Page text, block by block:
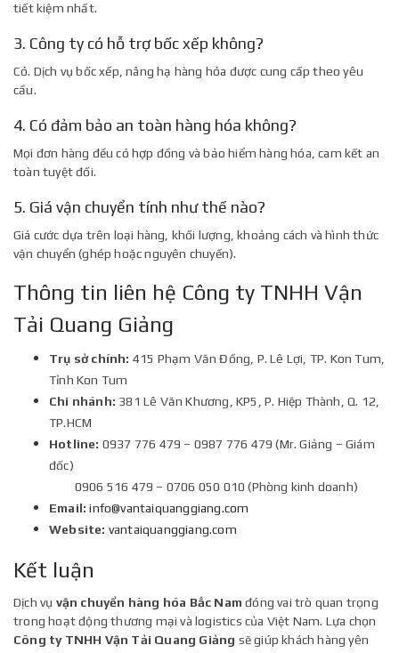
tiết kiệm nhất.
3. Công ty có hỗ trợ bốc xếp không?
Có. Dịch vụ bốc xếp, nâng hạ hàng hóa được cung cấp theo yêu
cầu.
4. Có đảm bảo an toàn hàng hóa không?
Mọi đơn hàng đều có hợp đồng và bảo hiểm hàng hóa, cam kết an
toàn tuyệt đối.
5. Giá vận chuyển tính như thế nào?
Giá cước dựa trên loại hàng, khối lượng, khoảng cách và hình thức
vận chuyển (ghép hoặc nguyên chuyến).
Thông tin liên hệ Công ty TNHH Vận
Tải Quang Giảng
Trụ sở chính: 415 Phạm Văn Đồng, P. Lê Lợi, TP. Kon Tum,
Tỉnh Kon Tum
Chi nhánh: 381 Lê Văn Khương, KP5, P. Hiệp Thành, Q. 12,
TP.HCM
Hotline: 0937 776 479 – 0987 776 479 (Mr. Giảng – Giám
đốc)
0906 516 479 – 0706 050 010 (Phòng kinh doanh)
Email: info@vantaiquanggiang.com
Website: vantaiquanggiang.com
Kết luận
Dịch vụ vận chuyển hàng hóa Bắc Nam đóng vai trò quan trọng
trong hoạt động thương mại và logistics của Việt Nam. Lựa chọn
Công ty TNHH Vận Tải Quang Giảng sẽ giúp khách hàng yên